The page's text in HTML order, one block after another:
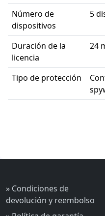
Número de
dispositivos
5
Duración de la
licencia
24
Tipo de protección
» Condiciones de
devolución y reembolso